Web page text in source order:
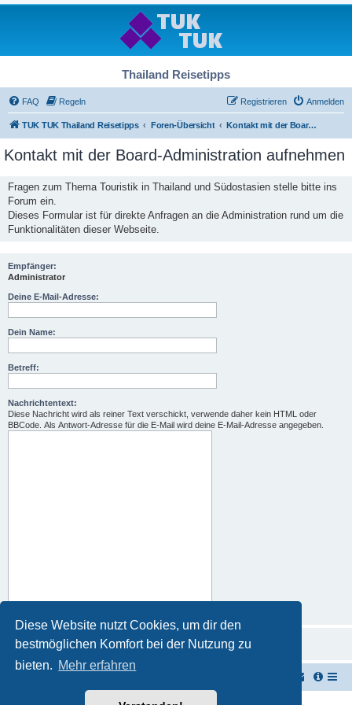
Diese Website nutzt Cookies, um dir den
bestmöglichen Komfort bei der Nutzung zu
bieten. Mehr erfahren
Thailand Reisetipps
FAQ Regeln Anmelden
Registrieren
TUK TUK Thailand Reisetipps Foren-Übersicht Kontakt mit der Board-Administration aufnehmen
Kontakt mit der Board-Administration aufnehmen
Fragen zum Thema Touristik in Thailand und Südostasien stelle bitte ins
Forum ein.
Dieses Formular ist für direkte Anfragen an die Administration rund um die
Funktionalitäten dieser Webseite.
Empfänger:
Administrator
Deine E-Mail-Adresse:
Dein Name:
Betreff:
Nachrichtentext:
Diese Nachricht wird als reiner Text verschickt, verwende daher kein HTML oder
BBCode. Als Antwort-Adresse für die E-Mail wird deine E-Mail-Adresse angegeben.